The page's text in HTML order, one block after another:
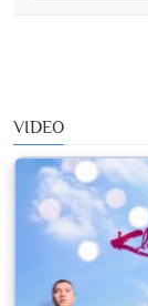
VIDEO